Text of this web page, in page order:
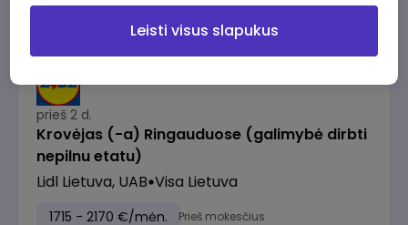
prieš 2 d.
Krovėjas (-a) Ringauduose (galimybė dirbti
nepilnu etatu)
Lidl Lietuva, UAB Visa Lietuva
1715 - 2170 €/mėn. Prieš mokesčius
Leisti visus slapukus